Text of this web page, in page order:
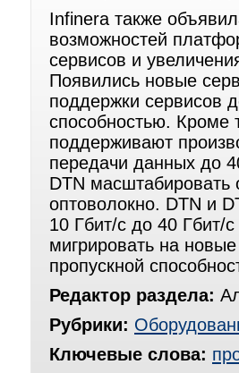
Infinera также
возможностей
сервисов и
Появились новые
поддержки сервисов
способностью. Кроме
поддерживают
передачи данных до
DTN масштабировать
оптоволокно. DTN и
10 Гбит/с до 40 Гбит/
мигрировать на
пропускной
Редактор раздела:
Рубрики:
Ключевые слова: